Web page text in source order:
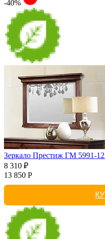
-40%
Зеркало Престиж ГМ 5991-12
8 310 ₽
13 850 Р